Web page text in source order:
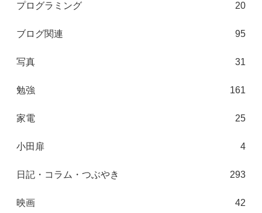
プログラミング 20
ブログ関連 95
写真 31
勉強 161
家電 25
小田扉 4
日記・コラム・つぶやき 293
映画 42